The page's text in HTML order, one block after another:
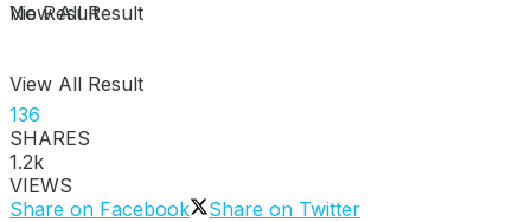
View All Result
No Result
View All Result
136
SHARES
1.2k
VIEWS
Share on Facebook
Share on Twitter